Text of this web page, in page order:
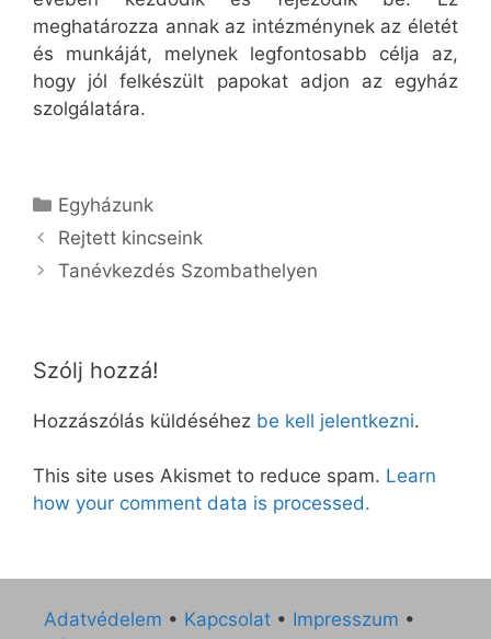
meghatározza annak az intézménynek az életét
és munkáját, melynek legfontosabb célja az,
hogy jól felkészült papokat adjon az egyház
szolgálatára.
Kategória
Egyházunk
Rejtett kincseink
Tanévkezdés Szombathelyen
Szólj hozzá!
Hozzászólás küldéséhez be kell jelentkezni.
This site uses Akismet to reduce spam. Learn
how your comment data is processed.
Adatvédelem • Kapcsolat • Impresszum •